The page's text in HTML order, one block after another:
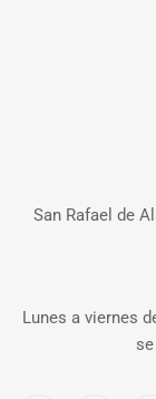
San Rafael de
Lunes a viernes